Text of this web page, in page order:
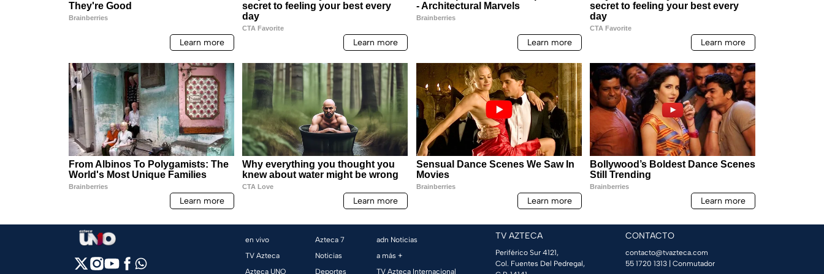
en vivo
TV Azteca
Azteca UNO
Azteca 7
Noticias
Deportes
adn Noticias
a más +
TV Azteca Internacional
TV AZTECA
Periférico Sur 4121,
Col. Fuentes Del Pedregal,
CONTACTO
contacto@tvazteca.com
55 1720 1313 | Conmutador